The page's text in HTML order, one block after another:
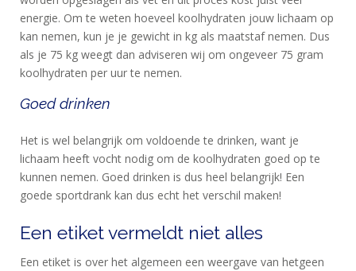
energie. Om te weten hoeveel koolhydraten jouw lichaam op
kan nemen, kun je je gewicht in kg als maatstaf nemen. Dus
als je 75 kg weegt dan adviseren wij om ongeveer 75 gram
koolhydraten per uur te nemen.
Goed drinken
Het is wel belangrijk om voldoende te drinken, want je
lichaam heeft vocht nodig om de koolhydraten goed op te
kunnen nemen. Goed drinken is dus heel belangrijk! Een
goede sportdrank kan dus echt het verschil maken!
Een etiket vermeldt niet alles
Een etiket is over het algemeen een weergave van hetgeen